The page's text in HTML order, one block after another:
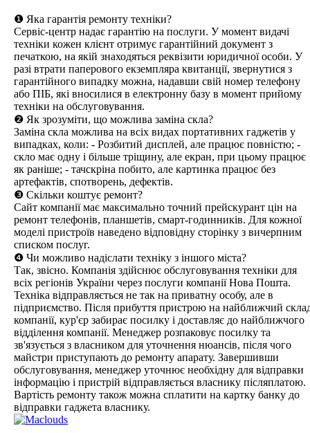
❶ Яка гарантія ремонту техніки?
Сервіс-центр надає гарантію на послуги. У момент видачі
техніки кожен клієнт отримує гарантійний документ з
печаткою, на якій знаходяться реквізити юридичної особи. У
разі втрати паперового екземпляра квитанції, звернутися з
гарантійного випадку можна, надавши свій номер телефону
або ПІБ, які вносилися в електронну базу в момент прийому
техніки на обслуговування.
❷ Як зрозуміти, що можлива заміна скла?
Заміна скла можлива на всіх видах портативних гаджетів у
випадках, коли: - Розбитий дисплей, але працює повністю; -
скло має одну і більше тріщину, але екран, при цьому працює
як раніше; - тачскріна побито, але картинка працює без
артефактів, спотворень, дефектів.
❸ Скільки коштує ремонт?
Сайт компанії має максимально точний прейскурант цін на
ремонт телефонів, планшетів, смарт-годинників. Для кожної
моделі пристроїв наведено відповідну сторінку з вичерпним
списком послуг.
❹ Чи можливо надіслати техніку з іншого міста?
Так, звісно. Компанія здійснює обслуговування техніки для
всіх регіонів України через послуги компанії Нова Пошта.
Техніка відправляється не так на приватну особу, але в
підприємство. Після прибуття пристрою на найближчий
компанії, кур'єр забирає посилку і доставляє до найближчого
відділення компанії. Менеджер розпаковує посилку та
зв'язується з власником для уточнення нюансів, після чого
майстри приступають до ремонту апарату. Завершивши
обслуговування, менеджер уточнює необхідну для відправки
інформацію і пристрій відправляється власнику післяплатою.
Вартість ремонту також можна сплатити на картку банку до
відправки гаджета власнику.